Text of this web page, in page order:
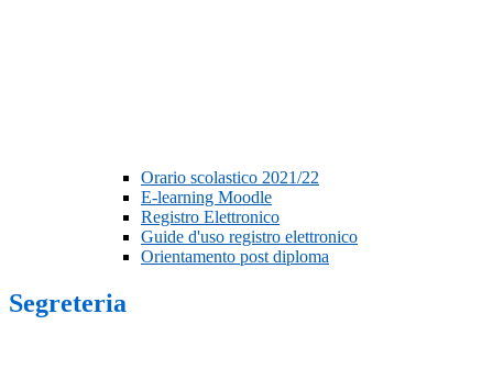
Orario scolastico 2021/22
E-learning Moodle
Registro Elettronico
Guide d'uso registro elettronico
Orientamento post diploma
Segreteria